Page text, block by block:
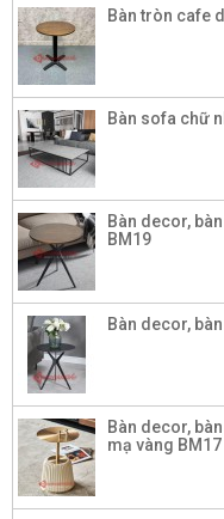
Bàn tròn cafe
Bàn sofa chữ
Bàn decor,
BM19
Bàn decor,
Bàn decor,
mạ vàng BM17